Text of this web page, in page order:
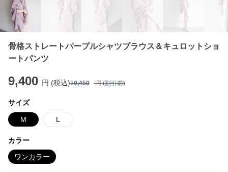
骨格ストレートパープルシャツブラウス＆キュロットショ
ートパンツ
9,400 円 (税込)10,450 円 (割引前)
サイズ
M L
カラー
ワンカラー